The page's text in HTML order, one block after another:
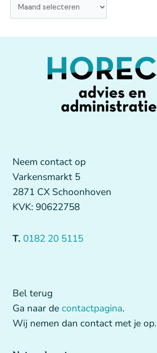
Neem contact op
Varkensmarkt 5
2871 CX Schoonhoven
KVK: 90622758
T. 0182 20 5115
Bel terug
Ga naar de contactpagina.
Wij nemen dan contact met je op.